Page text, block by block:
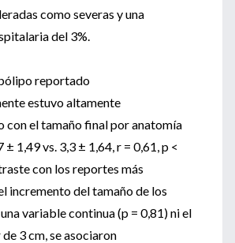
como severas y una
del 3%.
reportado
estuvo altamente
con el tamaño final por anatomía
1,49 vs. 3,3 ± 1,64, r = 0,61, p <
con los reportes más
incremento del tamaño de los
variable continua (p = 0,81) ni el
3 cm, se asociaron